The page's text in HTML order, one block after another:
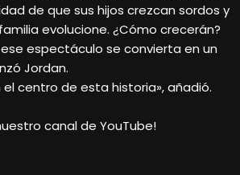
de que sus hijos crezcan sordos y
evolucione. ¿Cómo crecerán?
espectáculo se convierta en un
Jordan.
centro de esta historia», añadió.
canal de YouTube!